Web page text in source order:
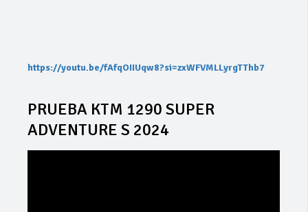
https://youtu.be/fAfqOIIUqw8?si=zxWFVMLLyrgTThb7
PRUEBA KTM 1290 SUPER
ADVENTURE S 2024